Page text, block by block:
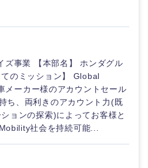
ズ事業 【本部名】 ホンダグル
のミッション】 Global
メーカー様のアカウントセール
ち、両利きのアカウント力(既
ョンの探索)によってお客様と
社会を持続可能...